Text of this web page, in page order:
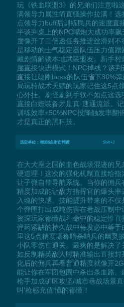
玩《铁血联盟3》的兄弟们注意啦
满领导力属性简直骚操作拉满！
点领导力buff后训练民兵的速度直
半谈判桌上的NPC嘴炮大成功率
度像开了二倍速任务推进丝滑到
是移动的士气稳定器队伍压力值
藏剧情解锁本地武装盟友。新手
度直接快进模式！NPC掉线？谈
直接让硬刚boss的队伍省下30%
局玩转战术天赋的玩家记住这5点
心外挂。刷怪刷到手软不如点这
直接白嫖装备才是真·速通流派。
训练效率+50%NPC投降触发率翻
才是真正的黑科技。
选定单位：增加5点射击精度 Shift+J
在大犬座之国的血色战场混迹的
硬道理！这次的强化机制直接给
让子弹自带导航系统。当你的佣
精度加成能让敌方指挥官的爆头
入魂的快感。技能提升带来的不
个弹匣打出成吨伤害在巷战压制中
资深玩家都懂战斗命中的稳定性
弹药紧缺的持久战中每发必中等
里这5点精度堪称暗杀哨兵的幽灵
小队零伤亡通关。最爽的是解决
如反制精英敌人时精准输出直接
化后的佣兵再看普通精度就像开
能让你在军团包围中杀出条血路
枪手加成矿区攻坚/城市巷战场景
叫'枪感充值'懂的都懂！